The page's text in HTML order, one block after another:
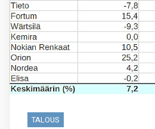
TALOUS